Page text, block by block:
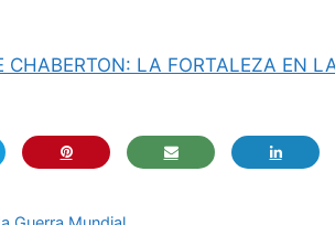
CHABERTON: LA FORTALEZA EN